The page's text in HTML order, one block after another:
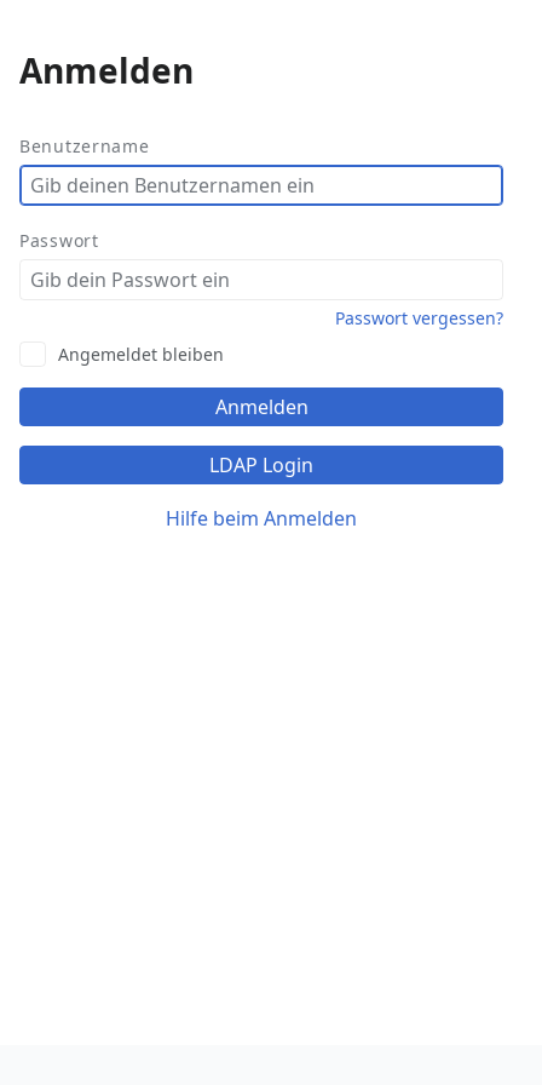
Anmelden
Benutzername
Passwort
Angemeldet bleiben
Anmelden
LDAP Login
Hilfe beim Anmelden
Passwort vergessen?